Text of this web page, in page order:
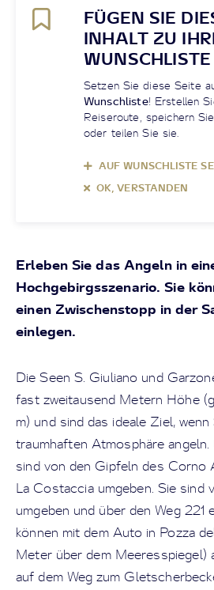
FÜGEN SIE
INHALT ZU
Setzen Sie diese Seite
Wunschliste! Erstellen
Reiseroute, speichern
oder teilen Sie sie.
AUF WUNSCHLISTE
OK, VERSTANDEN
Erleben Sie das Angeln in
Hochgebirgsszenario. Sie
einen Zwischenstopp in der
einlegen.
Die Seen S. Giuliano und
fast zweitausend Metern Höhe
m) und sind das ideale Ziel,
traumhaften Atmosphäre angeln.
sind von den Gipfeln des Corno
La Costaccia umgeben. Sie sind
umgeben und über den Weg 221
können mit dem Auto in Pozza
Meter über dem Meeresspiegel)
auf dem Weg zum